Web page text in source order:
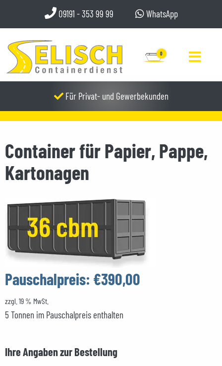
09191 - 353 99 99 WhatsApp
0
Für Privat- und Gewerbekunden
Container für Papier, Pappe,
Kartonagen
Pauschalpreis: €390,00
zzgl. 19 % MwSt.
5 Tonnen im Pauschalpreis enthalten
Ihre Angaben zur Bestellung